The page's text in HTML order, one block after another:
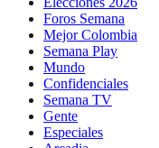
Foros Semana
Mejor Colombia
Semana Play
Mundo
Confidenciales
Semana TV
Gente
Especiales